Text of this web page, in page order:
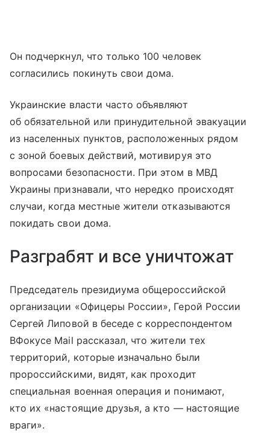
Он подчеркнул, что только 100 человек
согласились покинуть свои дома.
Украинские власти часто объявляют
об обязательной или принудительной эвакуации
из населенных пунктов, расположенных рядом
с зоной боевых действий, мотивируя это
вопросами безопасности. При этом в МВД
Украины признавали, что нередко происходят
случаи, когда местные жители отказываются
покидать свои дома.
Разграбят и все уничтожат
Председатель президиума общероссийской
организации «Офицеры России», Герой России
Сергей Липовой в беседе с корреспондентом
ВФокусе Mail рассказал, что жители тех
территорий, которые изначально были
пророссийскими, видят, как проходит
специальная военная операция и понимают,
кто их «настоящие друзья, а кто — настоящие
враги».